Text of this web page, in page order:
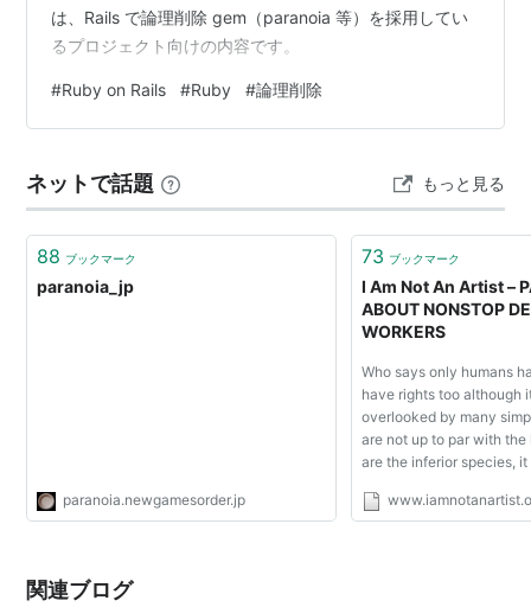
MIX
PARANOiA
270 NAOKI
PARANOiA-
.3k
Sota
PS2版Dance Dance
Collection
PARANOiA 〜
Dance Dance
Revolution SuperNOVA2
beatmaniaIIDX 15 DJ
Dance Dance
Revolution X3 VS
2ndMIX
*1:前田尚紀
は、Rails で論理削除 gem（paranoia 等）を採用してい
るプロジェクト向けの内容です。
#Ruby on Rails #Ruby #論理削除
ネットで話題 もっと見る
88 ブックマーク
paranoia_jp
paranoia.newgamesorder.jp
73 ブックマーク
I Am Not An Artist –
ABOUT NONSTOP
WORKERS
Who says only humans
have rights too although
overlooked by many
are not up to par with
are the inferior species,
just like that because
関連ブログ